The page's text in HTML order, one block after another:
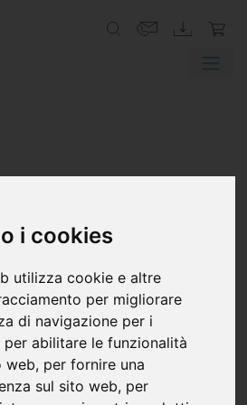
i cookies
utilizza cookie e altre
per migliorare
di navigazione per i
per abilitare le funzionalità
web, per fornire una
sul sito web, per